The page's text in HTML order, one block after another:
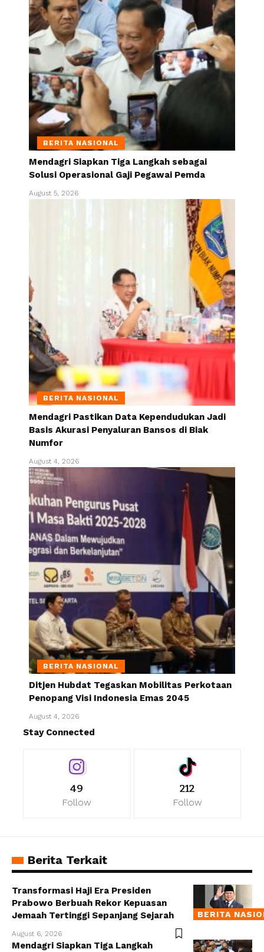
BERITA NASIONAL
Mendagri Siapkan Tiga Langkah sebagai
Solusi Operasional Gaji Pegawai Pemda
August 5, 2026
BERITA NASIONAL
Mendagri Pastikan Data Kependudukan Jadi
Basis Akurasi Penyaluran Bansos di Biak
Numfor
August 4, 2026
BERITA NASIONAL
Ditjen Hubdat Tegaskan Mobilitas Perkotaan
Penopang Visi Indonesia Emas 2045
August 4, 2026
Stay Connected
49
Follow
212
Follow
Berita Terkait
BERITA
Transformasi Haji Era Presiden
Prabowo Berbuah Rekor Kepuasan
Jemaah Tertinggi Sepanjang Sejarah
August 6, 2026
Mendagri Siapkan Tiga Langkah